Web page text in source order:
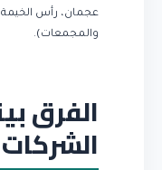
عجمان، رأس
والمجمعات).
الفرق